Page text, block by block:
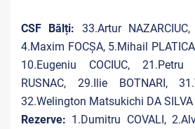
CSF Bălți: 33.Artur
4.Maxim FOCȘA, 5.Mihail
10.Eugeniu COCIUC, 21.Petru
RUSNAC, 29.Ilie BOTNARI,
32.Welington Matsukichi DA SILVA
Rezerve: 1.Dumitru COVALI,